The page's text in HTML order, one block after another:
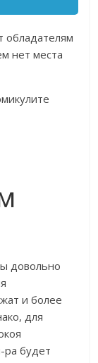
обладателям
нет места
довольно
и более
для
ра будет